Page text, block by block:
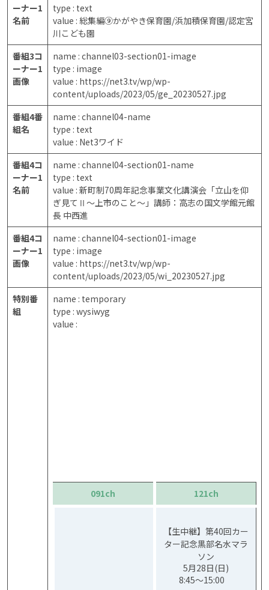
ーナー1
名前
type : text
value : 総集編⑨かがやき保育園/浜加積保育園/認定宮
川こども園
番組3コ
ーナー1
画像
name : channel03-section01-image
type : image
value : https://net3.tv/wp/wp-
content/uploads/2023/05/ge_20230527.jpg
番組4番
組名
name : channel04-name
type : text
value : Net3ワイド
番組4コ
ーナー1
名前
name : channel04-section01-name
type : text
value : 新町制70周年記念事業文化講演会「立山を仰
ぎ見てⅡ～上市のこと～」講師：高志の国文学館元館
長 中西進
番組4コ
ーナー1
画像
name : channel04-section01-image
type : image
value : https://net3.tv/wp/wp-
content/uploads/2023/05/wi_20230527.jpg
特別番
組
name : temporary
type : wysiwyg
value :
091ch 121ch
【生中継】第40回カー
ター記念黒部名水マラ
ソン
5月28日(日)
8:45～15:00